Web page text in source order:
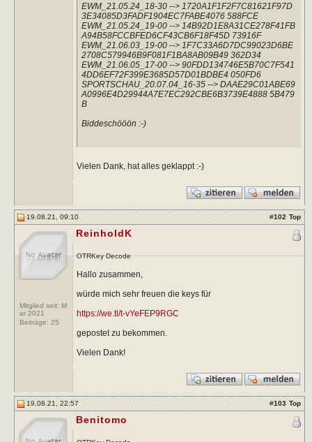
EWM_21.05.24_18-30 --> 1720A1F1F2F7C81621F97D
3E34085D3FADF1904EC7FABE4076 588FCE
EWM_21.05.24_19-00 --> 14B92D1E8A31CE278F41FB
A94B58FCCBFED6CF43CB6F18F45D 73916F
EWM_21.06.03_19-00 --> 1F7C33A6D7DC99023D6BE
2708C579946B9F081F1BA8AB09B49 362D34
EWM_21.06.05_17-00 --> 90FDD134746E5B70C7F541
4DD6EF72F399E3685D57D01BDBE4 050FD6
SPORTSCHAU_20.07.04_16-35 --> DAAE29C01ABE69
A0996E4D29944A7E7EC292CBE6B3739E4888 5B479
B
Biddeschööön :-)
Vielen Dank, hat alles geklappt :-)
19.08.21, 09:10 #102 Top
Mitglied seit: M
ar 2021
Beiträge: 25
ReinholdK
OTRKey Decode
Hallo zusammen,
würde mich sehr freuen die keys für
https://we.tl/t-vYeFEP9RGC
gepostet zu bekommen.
Vielen Dank!
19.08.21, 22:57 #103 Top
Benitomo